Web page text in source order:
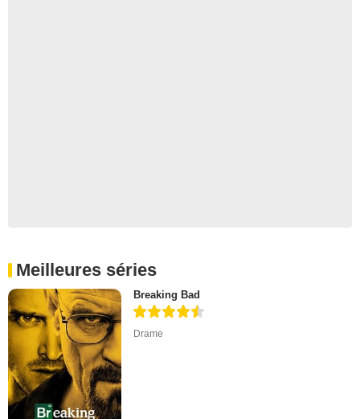
Meilleures séries
Breaking Bad
Drame